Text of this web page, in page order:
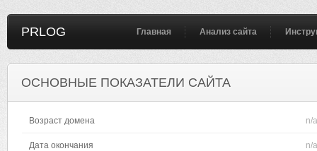
PRLOG Главная Анализ сайта
ОСНОВНЫЕ ПОКАЗАТЕЛИ САЙТА
Возраст домена n/a
Дата окончания n/a